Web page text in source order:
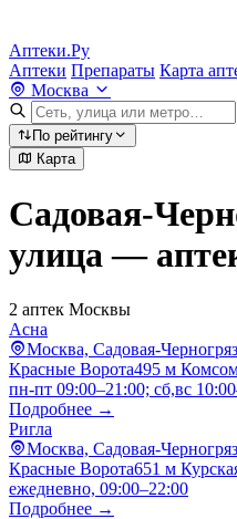
Аптеки.Ру
Аптеки Препараты Карта
Москва
По рейтингу
Карта
Садовая-
улица —
2 аптек Москвы
Асна
Москва, Садовая-
Красные Ворота495 м
пн-пт 09:00–21:00; сб,вс
Подробнее →
Ригла
Москва, Садовая-
Красные Ворота651 м
ежедневно, 09:00–22:00
Подробнее →